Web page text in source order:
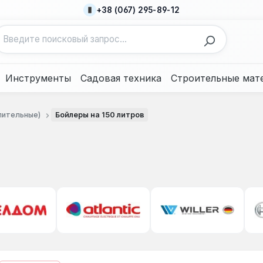
+38 (067) 295-89-12
Инструменты Садовая техника Строительные
Бойлеры на 150 литров